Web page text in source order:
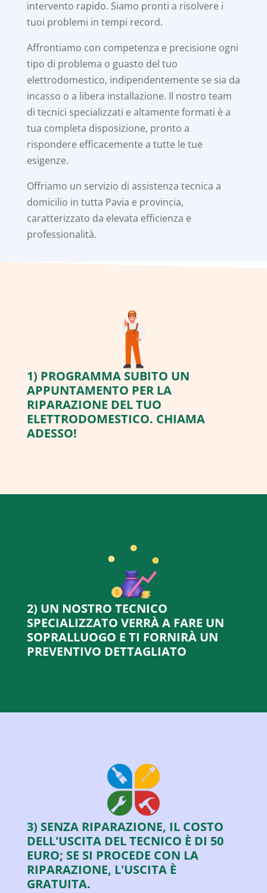
intervento rapido. Siamo pronti a risolvere i
tuoi problemi in tempi record.
Affrontiamo con competenza e precisione ogni
tipo di problema o guasto del tuo
elettrodomestico, indipendentemente se sia da
incasso o a libera installazione. Il nostro team
di tecnici specializzati e altamente formati è a
tua completa disposizione, pronto a
rispondere efficacemente a tutte le tue
esigenze.
Offriamo un servizio di assistenza tecnica a
domicilio in tutta Pavia e provincia,
caratterizzato da elevata efficienza e
professionalità.
1) PROGRAMMA SUBITO UN
APPUNTAMENTO PER LA
RIPARAZIONE DEL TUO
ELETTRODOMESTICO. CHIAMA
ADESSO!
2) UN NOSTRO TECNICO
SPECIALIZZATO VERRÀ A FARE UN
SOPRALLUOGO E TI FORNIRÀ UN
PREVENTIVO DETTAGLIATO
3) SENZA RIPARAZIONE, IL COSTO
DELL'USCITA DEL TECNICO È DI 50
EURO; SE SI PROCEDE CON LA
RIPARAZIONE, L'USCITA È
GRATUITA.